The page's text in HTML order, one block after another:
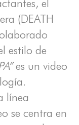
el
(DEATH
estilo de
es un video
línea
se centra en